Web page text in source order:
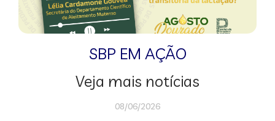
SBP EM AÇÃO
Veja mais notícias
08/06/2026